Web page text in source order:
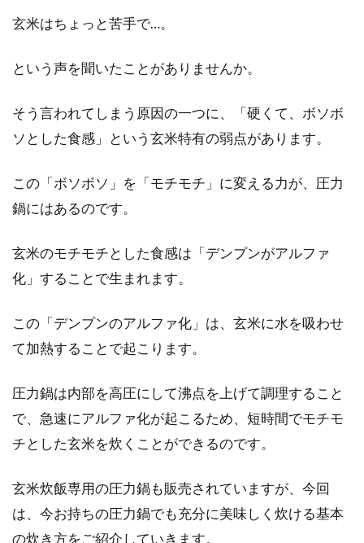
に忘れてしまったという経験がある人もいるで
炊き込みご飯の栄養価は？冷凍保存
の仕方とアレンジ法
炊き込みご飯は、沢山の具材が入っていて、作
と保存容器の選び方
にはなくてはならないものです。昔は自家製の
お米の吸水に丸一日かけると、ご飯
は美味しく炊けるのか？
玄米はちょっと苦手で…。
という声を聞いたことがありませんか。
そう言われてしまう原因の一つに、「硬くて、ボソボ
ソとした食感」という玄米特有の弱点があります。
この「ボソボソ」を「モチモチ」に変える力が、圧力
鍋にはあるのです。
玄米のモチモチとした食感は「デンプンがアルファ
化」することで生まれます。
この「デンプンのアルファ化」は、玄米に水を吸わせ
て加熱することで起こります。
圧力鍋は内部を高圧にして沸点を上げて調理すること
で、急速にアルファ化が起こるため、短時間でモチモ
チとした玄米を炊くことができるのです。
玄米炊飯専用の圧力鍋も販売されていますが、今回
は、今お持ちの圧力鍋でも充分に美味しく炊ける基本
の炊き方をご紹介していきます。